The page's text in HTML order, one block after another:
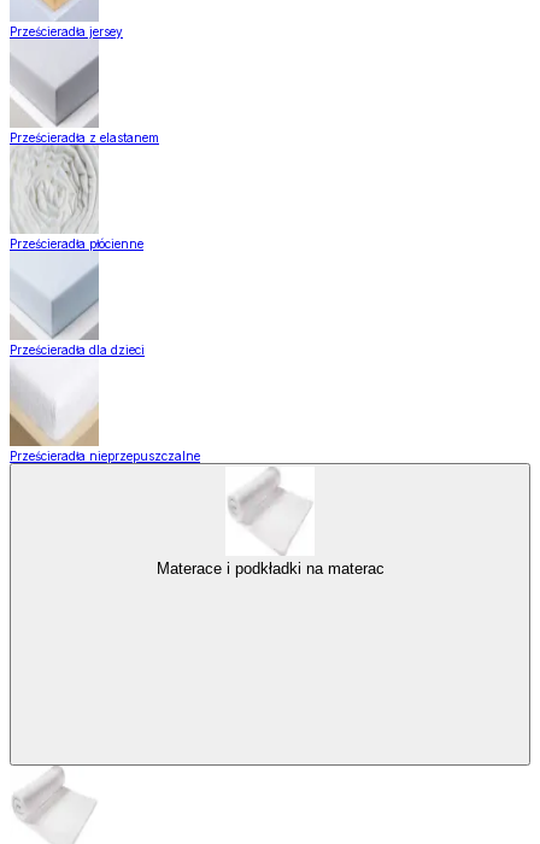
Prześcieradła jersey
Prześcieradła z elastanem
Prześcieradła płócienne
Prześcieradła dla dzieci
Prześcieradła nieprzepuszczalne
Materace i podkładki na materac